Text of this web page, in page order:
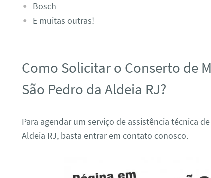
Bosch
E muitas outras!
Como Solicitar o Conserto de
São Pedro da Aldeia RJ?
Para agendar um serviço de assistência técnica
Aldeia RJ, basta entrar em contato conosco.